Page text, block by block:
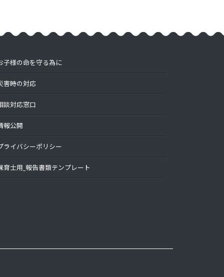
子様の命を守る為に
害時の対応
談対応窓口
報公開
ライバシーポリシー
育士用_報告書類テンプレート